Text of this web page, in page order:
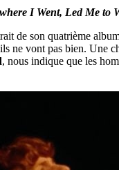
I Went, Led Me to
de son quatrième
ne vont pas bien.
, nous indique que les